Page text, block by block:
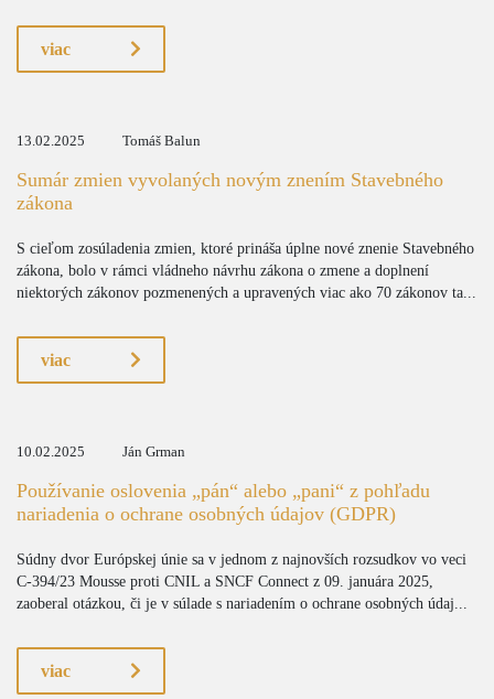
viac
13.02.2025 Tomáš Balun
Sumár zmien vyvolaných novým znením Stavebného
zákona
S cieľom zosúladenia zmien, ktoré prináša úplne nové znenie Stavebného
zákona, bolo v rámci vládneho návrhu zákona o zmene a doplnení
niektorých zákonov pozmenených a upravených viac ako 70 zákonov ta...
viac
10.02.2025 Ján Grman
Používanie oslovenia „pán“ alebo „pani“ z pohľadu
nariadenia o ochrane osobných údajov (GDPR)
Súdny dvor Európskej únie sa v jednom z najnovších rozsudkov vo veci
C-394/23 Mousse proti CNIL a SNCF Connect z 09. januára 2025,
zaoberal otázkou, či je v súlade s nariadením o ochrane osobných údaj...
viac